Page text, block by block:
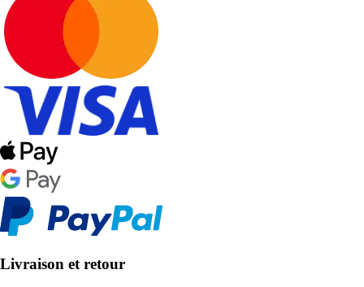
Livraison et retour